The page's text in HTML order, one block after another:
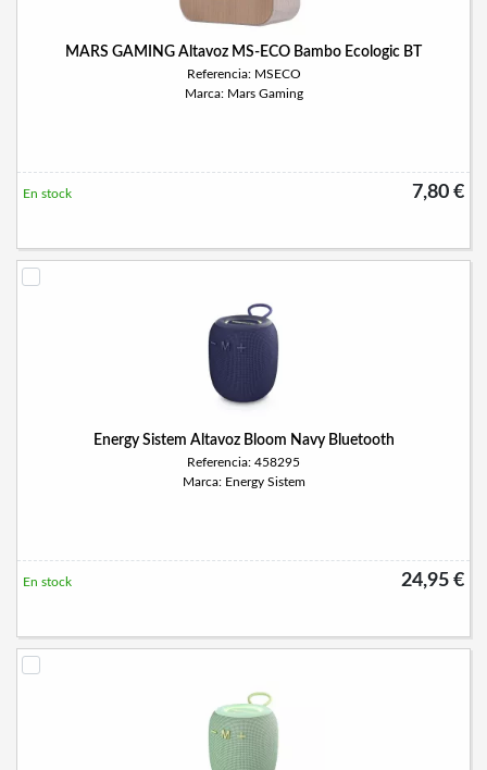
MARS GAMING Altavoz MS-ECO Bambo Ecologic BT
Referencia: MSECO
Marca: Mars Gaming
7,80 €
En stock
Energy Sistem Altavoz Bloom Navy Bluetooth
Referencia: 458295
Marca: Energy Sistem
24,95 €
En stock